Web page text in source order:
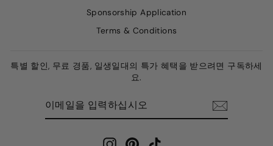
Sponsorship Application
Terms & Conditions
특별 할인, 무료 경품, 일생일대의 특가 혜택을 받으려면 구독하세
요.
InstagramPinterestTikTok